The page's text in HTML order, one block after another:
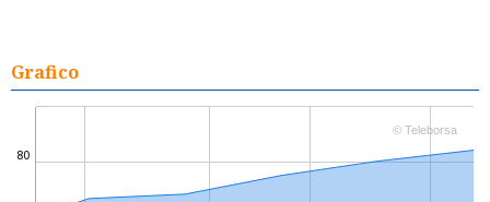
Grafico
80
© Teleborsa